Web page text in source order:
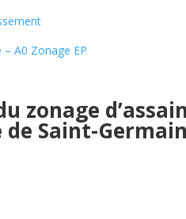
– A0 Zonage EP
zonage
Saint-